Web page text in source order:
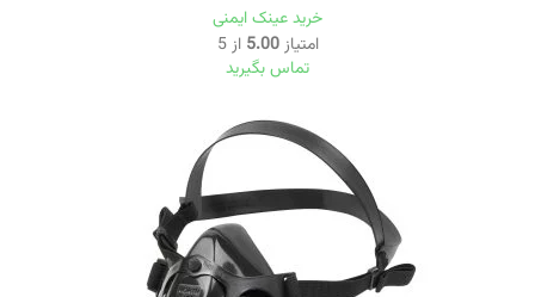
خرید عینک ایمنی
تماس بگیرید
امتیاز5.00 از 5